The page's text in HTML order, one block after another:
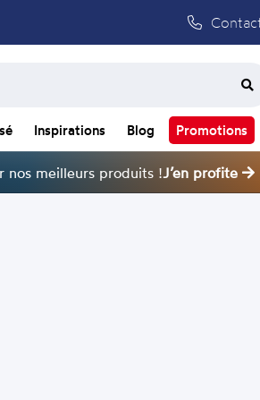
Inspirations Blog Promotions
nos meilleurs produits !J’en profite